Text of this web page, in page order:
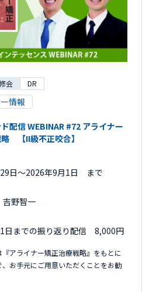
会 DR
情報
配信 WEBINAR #72 アライナー
【II級不正咬合】
日〜2026年9月1日 まで
吉野智一
日までの振り返り配信 8,000円
『アライナー矯正治療戦略』をもとに
お手元にご用意いただくことをお勧